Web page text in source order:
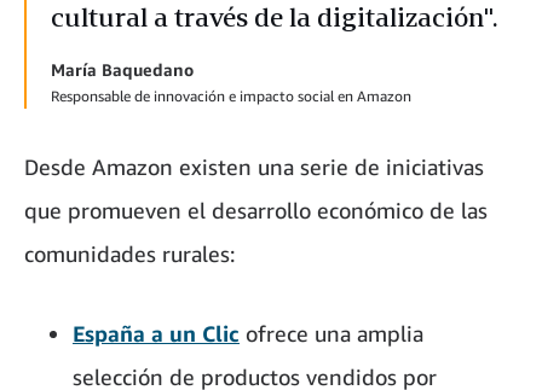
cultural a través de la digitalización".
María Baquedano
Responsable de innovación e impacto social en Amazon
Desde Amazon existen una serie de iniciativas
que promueven el desarrollo económico de las
comunidades rurales:
España a un Clic ofrece una amplia
selección de productos vendidos por